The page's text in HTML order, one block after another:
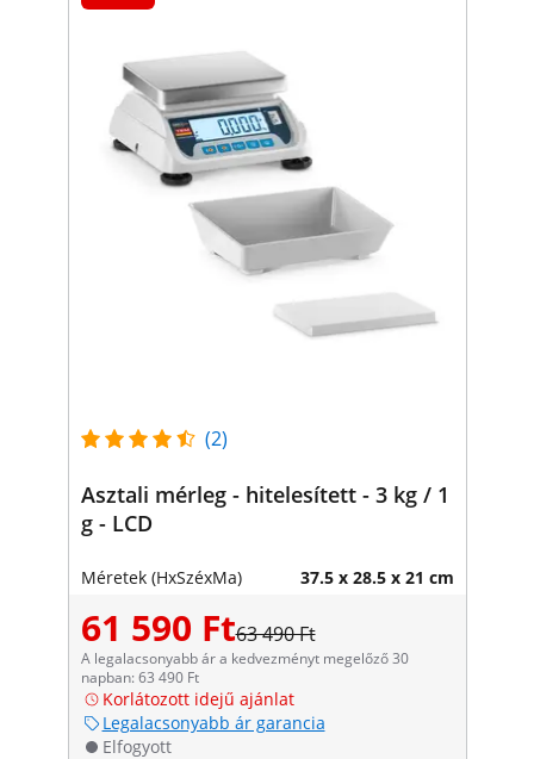
(2)
Asztali mérleg - hitelesített - 3 kg / 1
g - LCD
Méretek (HxSzéxMa) 37.5 x 28.5 x 21 cm
61 590 Ft63 490 Ft
A legalacsonyabb ár a kedvezményt megelőző 30
napban: 63 490 Ft
Korlátozott idejű ajánlat
Legalacsonyabb ár garancia
Elfogyott